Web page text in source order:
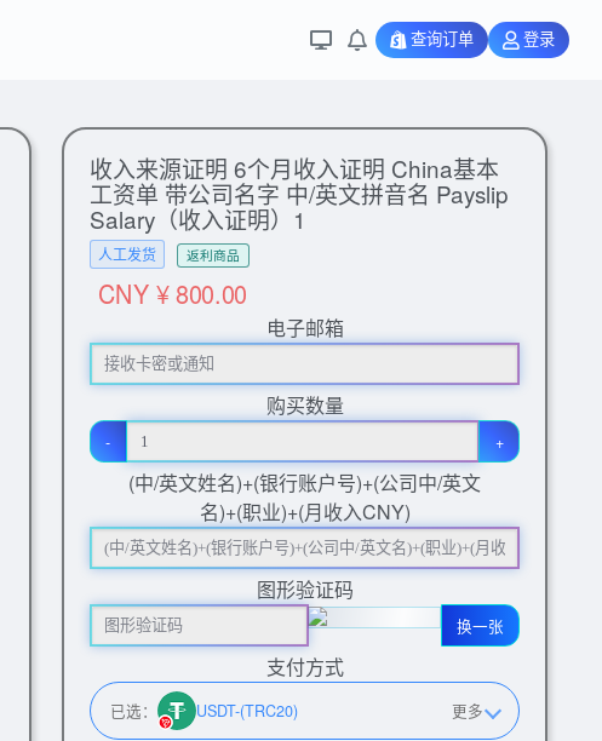
查询订单 登录
收入来源证明 6个月收入证明 China基本
工资单 带公司名字 中/英文拼音名 Payslip
Salary（收入证明）1
人工发货 返利商品
CNY ¥ 800.00
电子邮箱
购买数量
- +
(中/英文姓名)+(银行账户号)+(公司中/英文
名)+(职业)+(月收入CNY)
图形验证码
换一张
支付方式
已选： USDT-(TRC20) 更多